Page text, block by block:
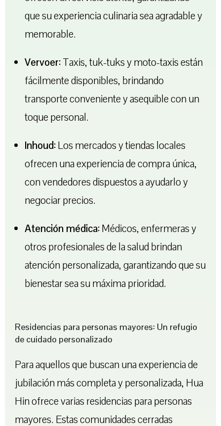
que su experiencia culinaria sea agradable y
memorable.
Vervoer:Taxis, tuk-tuks y moto-taxis están
fácilmente disponibles, brindando
transporte conveniente y asequible con un
toque personal.
Inhoud:Los mercados y tiendas locales
ofrecen una experiencia de compra única,
con vendedores dispuestos a ayudarlo y
negociar precios.
Atención médica:Médicos, enfermeras y
otros profesionales de la salud brindan
atención personalizada, garantizando que su
bienestar sea su máxima prioridad.
Residencias para personas mayores: Un refugio
de cuidado personalizado
Para aquellos que buscan una experiencia de
jubilación más completa y personalizada, Hua
Hin ofrece varias residencias para personas
mayores. Estas comunidades cerradas